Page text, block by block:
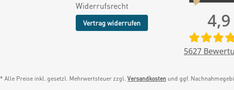
Widerrufsrecht
Vertrag widerrufen 4,9
5627
* Alle Preise inkl. gesetzl. Mehrwertsteuer zzgl. Versandkosten und ggf.